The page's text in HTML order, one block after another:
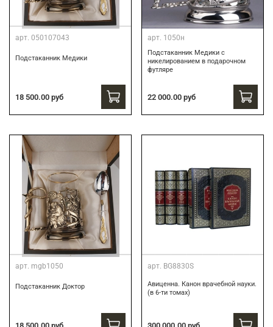
арт. 050107043
Подстаканник Медики
18 500.00 руб
арт. 1050н
Подстаканник Медики с
никелированием в подарочном
футляре
22 000.00 руб
арт. mgb1050
Подстаканник Доктор
арт. BG8830S
Авиценна. Канон врачебной науки.
(в 6-ти томах)